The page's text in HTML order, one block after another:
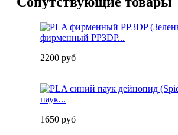
фирменный PP3DP...
2200 руб
паук...
1650 руб